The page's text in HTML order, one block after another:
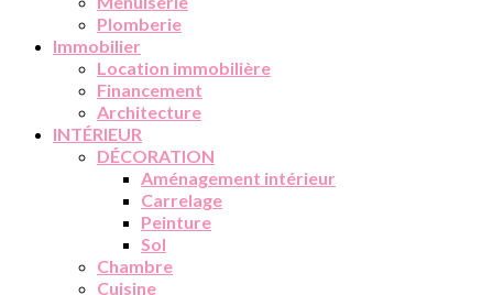
Plomberie
Immobilier
Location immobilière
Financement
Architecture
INTÉRIEUR
DÉCORATION
Aménagement intérieur
Carrelage
Peinture
Sol
Chambre
Cuisine